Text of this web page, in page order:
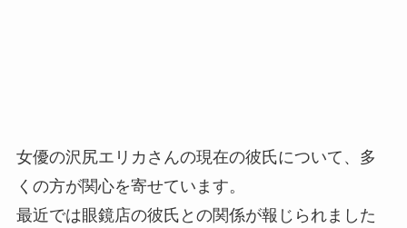
女優の沢尻エリカさんの現在の彼氏について、多
くの方が関心を寄せています。
最近では眼鏡店の彼氏との関係が報じられました